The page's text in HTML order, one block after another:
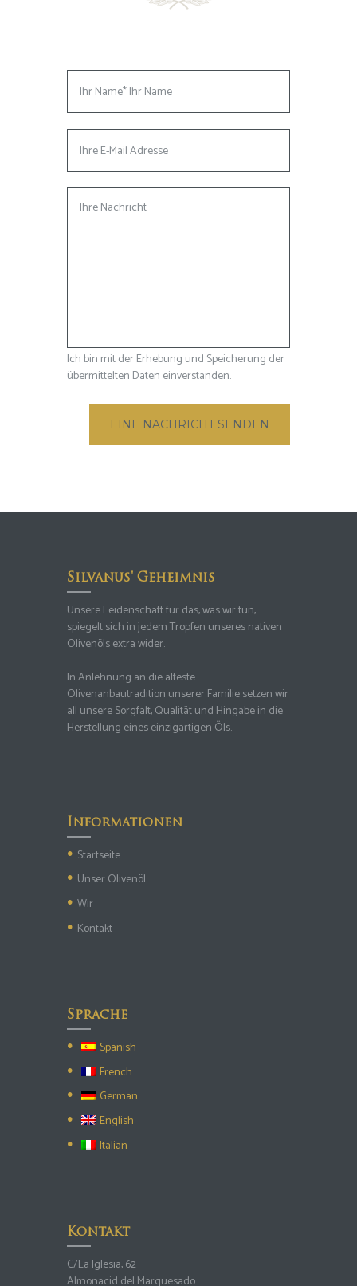
Ich bin mit der Erhebung und Speicherung der
übermittelten Daten einverstanden.
Silvanus' Geheimnis
Unsere Leidenschaft für das, was wir tun,
spiegelt sich in jedem Tropfen unseres nativen
Olivenöls extra wider.
In Anlehnung an die älteste
Olivenanbautradition unserer Familie setzen wir
all unsere Sorgfalt, Qualität und Hingabe in die
Herstellung eines einzigartigen Öls.
Informationen
Startseite
Unser Olivenöl
Wir
Kontakt
Sprache
Spanish
French
German
English
Italian
Kontakt
C/La Iglesia, 62
Almonacid del Marquesado